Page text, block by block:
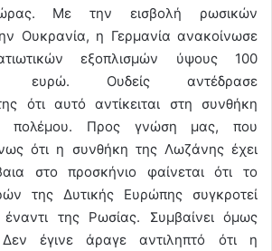
Με την εισβολή ρωσικών
Ουκρανία, η Γερμανία ανακοίνωσε
εξοπλισμών ύψους 100
ευρώ. Ουδείς αντέδρασε
ότι αυτό αντίκειται στη συνθήκη
πολέμου. Προς γνώση μας, που
ότι η συνθήκη της Λωζάνης έχει
στο προσκήνιο φαίνεται ότι το
της Δυτικής Ευρώπης συγκροτεί
της Ρωσίας. Συμβαίνει όμως
έγινε άραγε αντιληπτό ότι η